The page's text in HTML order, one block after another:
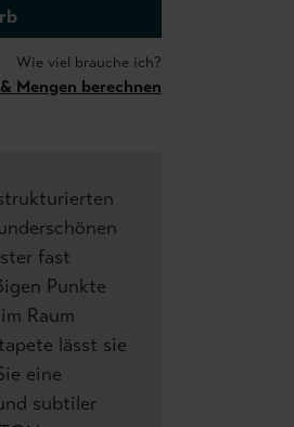
Wie viel brauche ich?
Mengen berechnen
fast
Punkte
Raum
lässt sie
eine
subtiler